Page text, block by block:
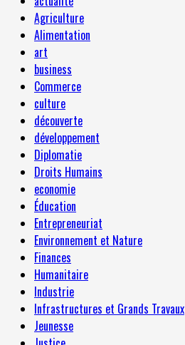
Agriculture
Alimentation
art
business
Commerce
culture
découverte
développement
Diplomatie
Droits Humains
economie
Éducation
Entrepreneuriat
Environnement et Nature
Finances
Humanitaire
Industrie
Infrastructures et Grands Travaux
Jeunesse